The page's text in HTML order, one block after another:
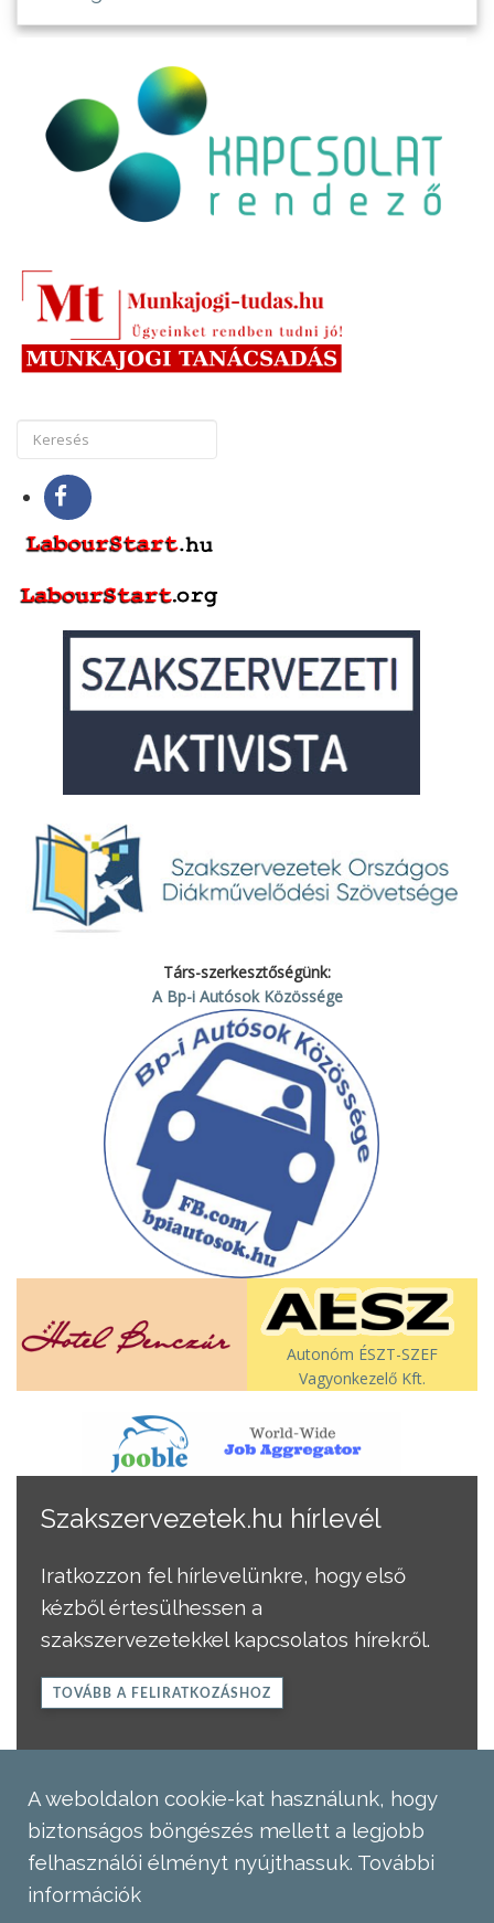
Társ-szerkesztőségünk:
A Bp-i Autósok Közössége
Autonóm ÉSZT-SZEF
Vagyonkezelő Kft.
Szakszervezetek.hu hírlevél
Iratkozzon fel hírlevelünkre, hogy első
kézből értesülhessen a
szakszervezetekkel kapcsolatos hírekről.
TOVÁBB A FELIRATKOZÁSHOZ
A weboldalon cookie-kat használunk, hogy
biztonságos böngészés mellett a legjobb
felhasználói élményt nyújthassuk. További
információk